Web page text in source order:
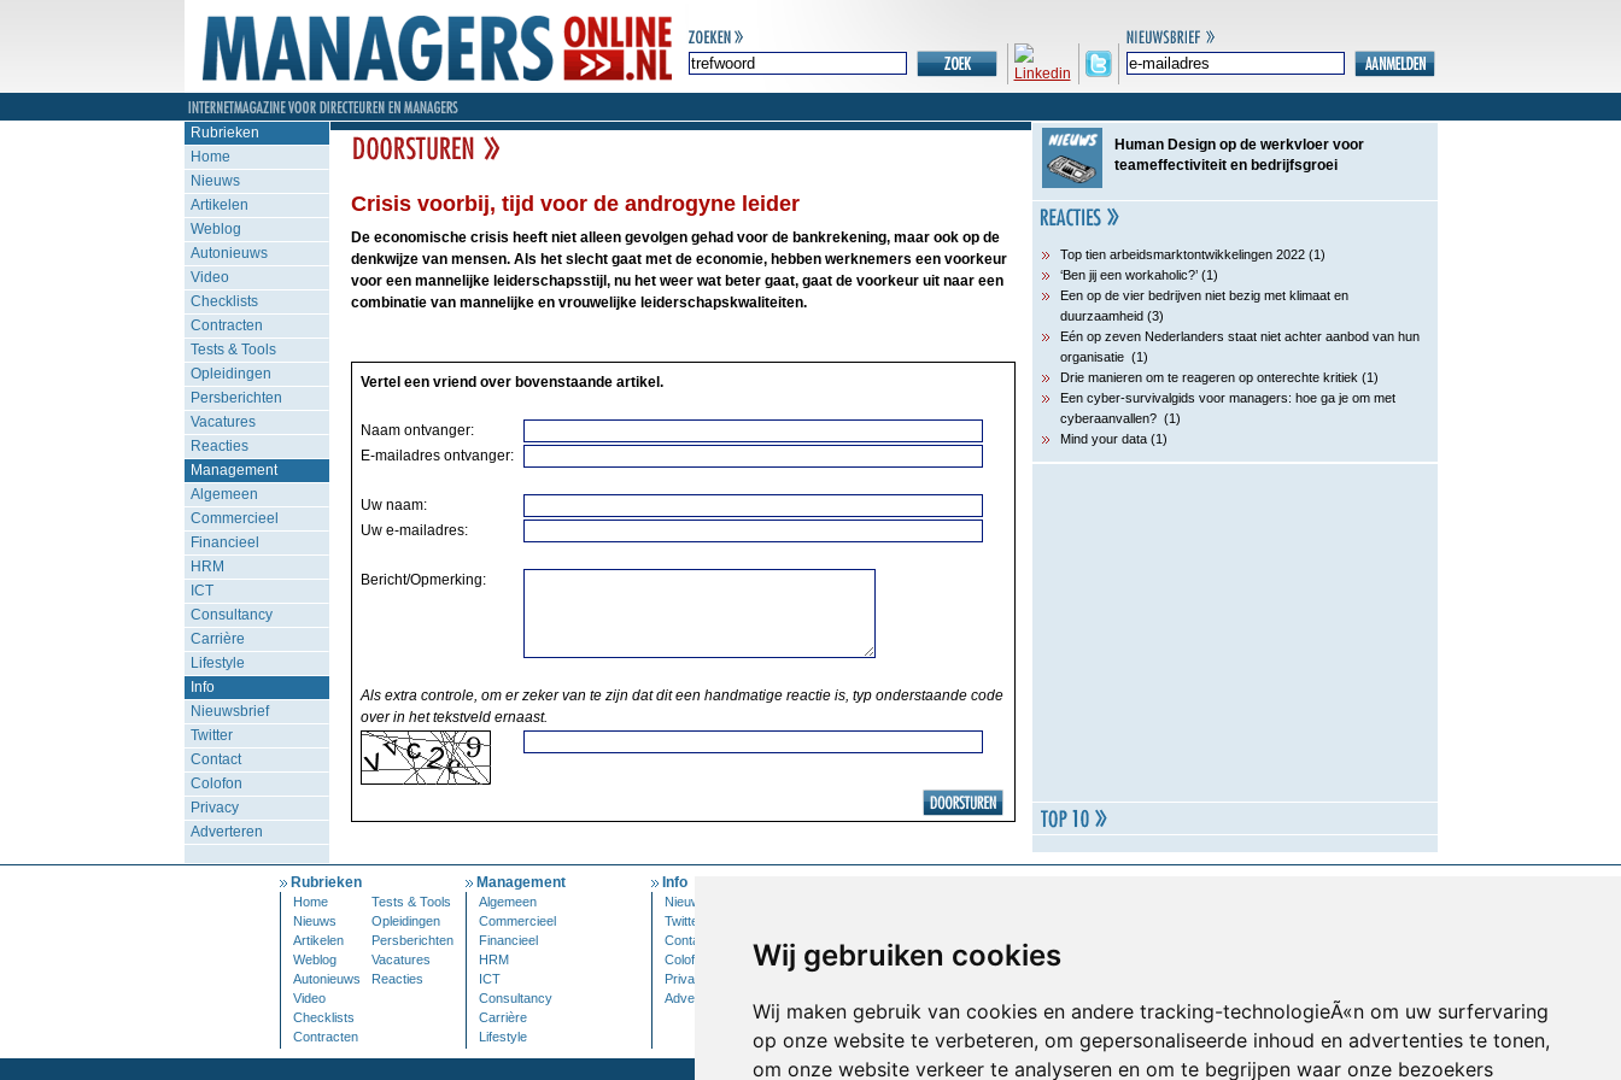
Wij gebruiken cookies
Wij maken gebruik van cookies en andere tracking-technologieÃ«n om uw surfervaring
op onze website te verbeteren, om gepersonaliseerde inhoud en advertenties te tonen,
om onze website verkeer te analyseren en om te begrijpen waar onze bezoekers
Rubrieken
Home
Nieuws
Artikelen
Weblog
Autonieuws
Video
Checklists
Contracten
Tests & Tools
Opleidingen
Persberichten
Vacatures
Reacties
Management
Algemeen
Commercieel
Financieel
HRM
ICT
Consultancy
Carrière
Lifestyle
Info
Nieuwsbrief
Twitter
Contact
Colofon
Privacy
Adverteren
Crisis voorbij, tijd voor de androgyne leider
De economische crisis heeft niet alleen gevolgen gehad voor de bankrekening, maar ook op de
denkwijze van mensen. Als het slecht gaat met de economie, hebben werknemers een voorkeur
voor een mannelijke leiderschapsstijl, nu het weer wat beter gaat, gaat de voorkeur uit naar een
combinatie van mannelijke en vrouwelijke leiderschapskwaliteiten.
Vertel een vriend over bovenstaande artikel.
Naam ontvanger:
E-mailadres ontvanger:
Uw naam:
Uw e-mailadres:
Bericht/Opmerking:
Als extra controle, om er zeker van te zijn dat dit een handmatige reactie is, typ onderstaande code
over in het tekstveld ernaast.
Human Design op de werkvloer voor
teameffectiviteit en bedrijfsgroei
Top tien arbeidsmarktontwikkelingen 2022 (1)
‘Ben jij een workaholic?’ (1)
Een op de vier bedrijven niet bezig met klimaat en
duurzaamheid (3)
Eén op zeven Nederlanders staat niet achter aanbod van hun
organisatie (1)
Drie manieren om te reageren op onterechte kritiek (1)
Een cyber-survivalgids voor managers: hoe ga je om met
cyberaanvallen? (1)
Mind your data (1)
Rubrieken
Home
Tests & Tools
Nieuws
Opleidingen
Artikelen
Persberichten
Weblog
Vacatures
Autonieuws
Reacties
Video
Checklists
Contracten
Management
Algemeen
Commercieel
Financieel
HRM
ICT
Consultancy
Carrière
Lifestyle
Info
Nieuwsbrief
Twitter
Contact
Colofon
Privacy
Adverteren